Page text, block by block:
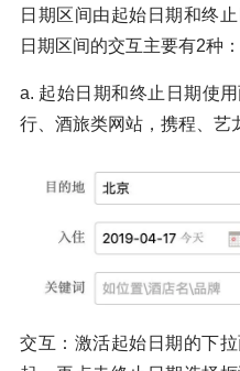
日期区间由起始日期和终
日期区间的交互主要有2种：
a. 起始日期和终止日期使
行、酒旅类网站，携程、艺
交互：激活起始日期的下